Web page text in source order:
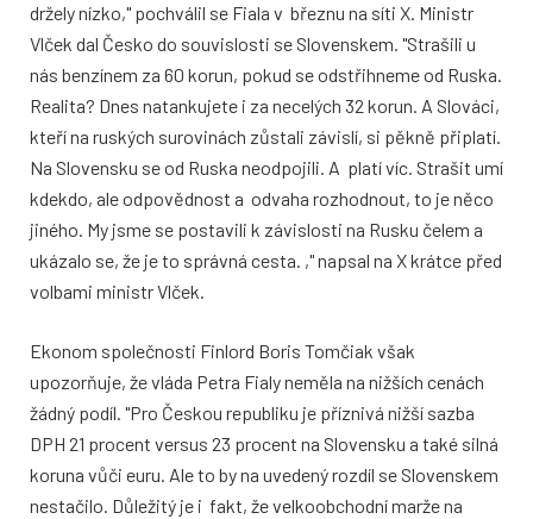
držely nízko," pochválil se Fiala v březnu na síti X. Ministr
Vlček dal Česko do souvislosti se Slovenskem. "Strašili u
nás benzínem za 60 korun, pokud se odstřihneme od Ruska.
Realita? Dnes natankujete i za necelých 32 korun. A Slováci,
kteří na ruských surovinách zůstali závislí, si pěkně připlatí.
Na Slovensku se od Ruska neodpojili. A platí víc. Strašit umí
kdekdo, ale odpovědnost a odvaha rozhodnout, to je něco
jiného. My jsme se postavili k závislosti na Rusku čelem a
ukázalo se, že je to správná cesta. ," napsal na X krátce před
volbami ministr Vlček.
Ekonom společnosti Finlord Boris Tomčiak však
upozorňuje, že vláda Petra Fialy neměla na nižších cenách
žádný podíl. "Pro Českou republiku je příznivá nižší sazba
DPH 21 procent versus 23 procent na Slovensku a také silná
koruna vůči euru. Ale to by na uvedený rozdíl se Slovenskem
nestačilo. Důležitý je i fakt, že velkoobchodní marže na